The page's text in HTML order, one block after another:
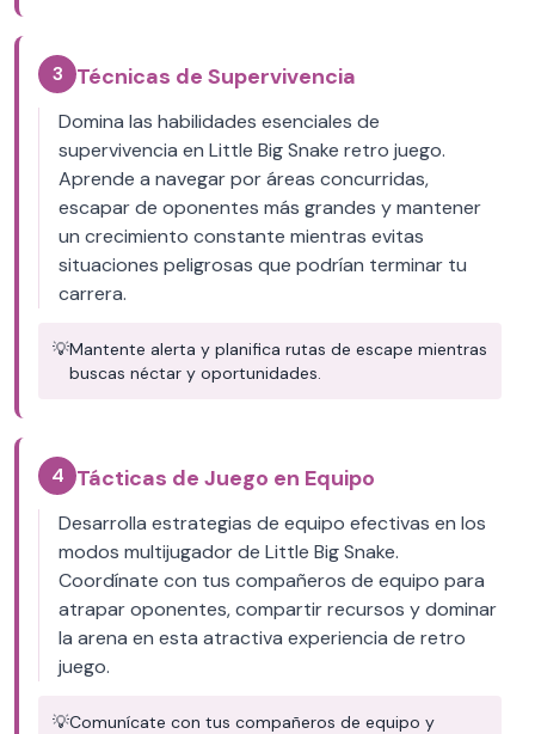
3 Técnicas de Supervivencia
Domina las habilidades esenciales de
supervivencia en Little Big Snake retro juego.
Aprende a navegar por áreas concurridas,
escapar de oponentes más grandes y mantener
un crecimiento constante mientras evitas
situaciones peligrosas que podrían terminar tu
carrera.
💡Mantente alerta y planifica rutas de escape mientras
buscas néctar y oportunidades.
4 Tácticas de Juego en Equipo
Desarrolla estrategias de equipo efectivas en los
modos multijugador de Little Big Snake.
Coordínate con tus compañeros de equipo para
atrapar oponentes, compartir recursos y dominar
la arena en esta atractiva experiencia de retro
juego.
💡Comunícate con tus compañeros de equipo y